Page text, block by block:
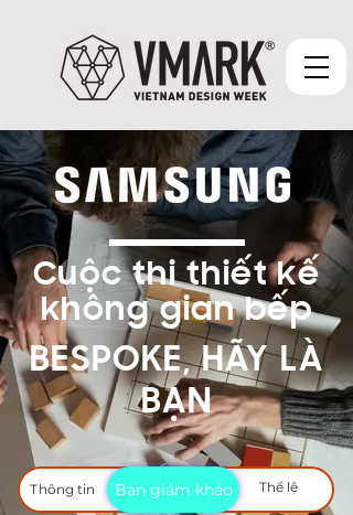
Cuộc thi thiết kế
không gian bếp
BESPOKE, HÃY LÀ
BẠN
Bắt đầu
Thông tin Thể lệ
Ban giám khảo